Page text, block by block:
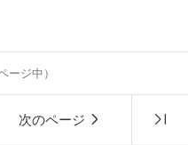
ージ中）
次のページ